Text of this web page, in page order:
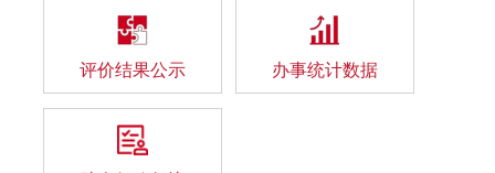
评价结果公示 办事统计数据